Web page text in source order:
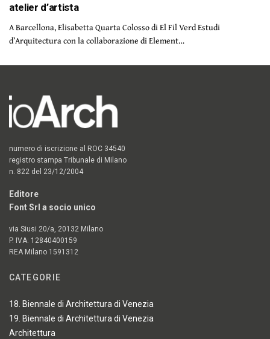
atelier d’artista
A Barcellona, Elisabetta Quarta Colosso di El Fil Verd Estudi
d’Arquitectura con la collaborazione di Element…
numero di iscrizione al ROC 34540
registro stampa Tribunale di Milano
n. 822 del 23/12/2004
Editore
Font Srl a socio unico
via Siusi 20/a, 20132 Milano
P. IVA: 12840400159
REA Milano 1591312
CATEGORIE
18. Biennale di Architettura di Venezia
19. Biennale di Architettura di Venezia
Architettura